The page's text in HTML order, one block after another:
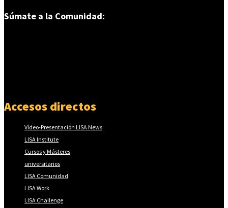
Súmate a la Comunidad:
Accesos directos
Vídeo-Presentación LISA News
LISA Institute
Cursos y Másteres
universitarios
LISA Comunidad
LISA Work
LISA Challenge